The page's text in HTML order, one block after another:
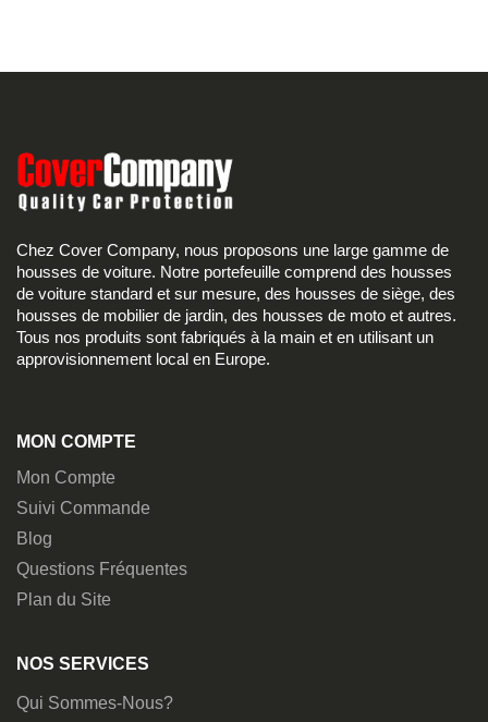
Chez Cover Company, nous proposons une large gamme de
housses de voiture. Notre portefeuille comprend des housses
de voiture standard et sur mesure, des housses de siège, des
housses de mobilier de jardin, des housses de moto et autres.
Tous nos produits sont fabriqués à la main et en utilisant un
approvisionnement local en Europe.
MON COMPTE
Mon Compte
Suivi Commande
Blog
Questions Fréquentes
Plan du Site
NOS SERVICES
Qui Sommes-Nous?